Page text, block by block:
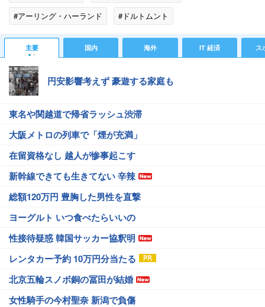
#アーリング・ハーランド
#ドルトムント
主要 国内 海外 IT 経済 ス
円安影響考えず 豪遊する家庭も
東名や関越道で帰省ラッシュ渋滞
大阪メトロの列車で「煙が充満」
在留資格なし 越人が惨事起こす
新幹線できても生きてない 辛辣
総額120万円 豊胸した男性を直撃
ヨーグルト いつ食べたらいいの
性接待疑惑 韓国サッカー協釈明
レンタカー予約 10万円分当たる
北京五輪スノボ銅の冨田が結婚
女性騎手の今村聖奈 新潟で負傷